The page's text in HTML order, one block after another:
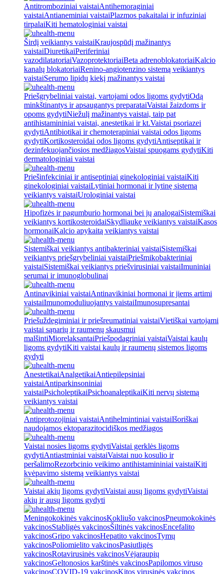
Antitromboziniai vaistaiAntihemoraginiai
vaistaiAntianeminiai vaistaiPlazmos pakaitalai ir infuziniai
tirpalaiKiti hematologiniai vaistai
Širdį veikiantys vaistaiKraujospūdį mažinantys
vaistaiDiuretikaiPeriferiniai
vazodilatatoriaiVazoprotektoriaiBeta adrenoblokatoriaiKalcio
kanalų blokatoriaiRenino-angiotenzino sistemą veikiantys
vaistaiSerumo lipidų kiekį mažinantys vaistai
Priešgrybeliniai vaistai, vartojami odos ligoms gydytiOdą
minkštinantys ir apsaugantys preparataiVaistai žaizdoms ir
opoms gydytiNiežulį mažinantys vaistai, taip pat
antihistamininiai vaistai, anestetikai ir kt.Vaistai psoriazei
gydytiAntibiotikai ir chemoterapiniai vaistai odos ligoms
gydytiKortikosteroidai odos ligoms gydytiAntiseptikai ir
dezinfekuojančiosios medžiagosVaistai spuogams gydytiKiti
dermatologiniai vaistai
Priešinfekciniai ir antiseptiniai ginekologiniai vaistaiKiti
ginekologiniai vaistaiLytiniai hormonai ir lytinę sistemą
veikiantys vaistaiUrologiniai vaistai
Hipofizės ir pagumburio hormonai bei jų analogaiSistemiškai
veikiantys kortikosteroidaiSkydliaukę veikiantys vaistaiKasos
hormonaiKalcio apykaitą veikiantys vaistai
Sistemiškai veikiantys antibakteriniai vaistaiSistemiškai
veikiantys priešgrybeliniai vaistaiPriešmikobakteriniai
vaistaiSistemiškai veikiantys priešvirusiniai vaistaiImuniniai
serumai ir imunoglobulinai
Antinavikiniai vaistaiAntinavikiniai hormonai ir jiems artimi
vaistaiImunomoduliuojantys vaistaiImunosupresantai
Priešuždegiminiai ir priešreumatiniai vaistaiVietiškai vartojami
vaistai sąnarių ir raumenų skausmui
malšintiMiorelaksantaiPriešpodagriniai vaistaiVaistai kaulų
ligoms gydytiKiti vaistai kaulų ir raumenų sistemos ligoms
gydyti
AnestetikaiAnalgetikaiAntiepilepsiniai
vaistaiAntiparkinsoniniai
vaistaiPsicholeptikaiPsichoanaleptikaiKiti nervų sistemą
veikiantys vaistai
Antiprotozojiniai vaistaiAntihelmintiniai vaistaiIšoriškai
naudojamos ektoparazitocidiškos medžiagos
Vaistai nosies ligoms gydytiVaistai gerklės ligoms
gydytiAntiastminiai vaistaiVaistai nuo kosulio ir
peršalimoRezorbcinio veikimo antihistamininiai vaistaiKiti
kvėpavimo sistemą veikiantys vaistai
Vaistai akių ligoms gydytiVaistai ausų ligoms gydytiVaistai
akių ir ausų ligoms gydyti
Meningokokinės vakcinosKokliušo vakcinosPneumokokinės
vakcinosStabligės vakcinosŠiltinės vakcinosEncefalito
vakcinosGripo vakcinosHepatito vakcinosTymų
vakcinosPoliomielito vakcinosPasiutligės
vakcinosRotavirusinės vakcinosVėjaraupių
vakcinosGeltonosios karštinės vakcinosPapilomos viruso
vakcinosCOVID-19 vakcinosKitos virusinės vakcinos